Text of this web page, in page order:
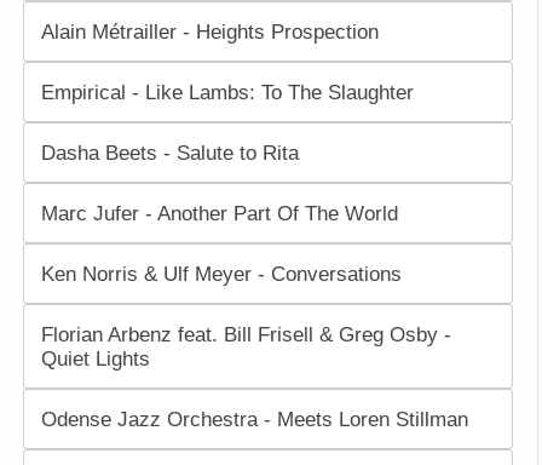
Alain Métrailler - Heights Prospection
Empirical - Like Lambs: To The Slaughter
Dasha Beets - Salute to Rita
Marc Jufer - Another Part Of The World
Ken Norris & Ulf Meyer - Conversations
Florian Arbenz feat. Bill Frisell & Greg Osby -
Quiet Lights
Odense Jazz Orchestra - Meets Loren Stillman